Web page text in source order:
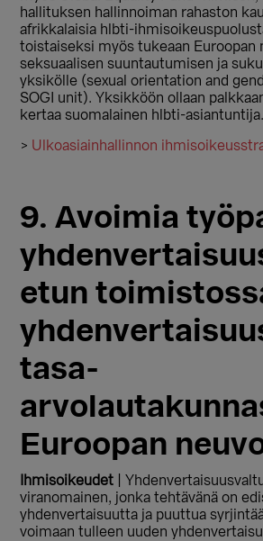
hallituksen hallinnoiman rahaston
afrikkalaisia hlbti-
toistaiseksi myös tukeaan Euroopan
seksuaalisen suuntautumisen ja
yksikölle (sexual orientation and
SOGI unit). Yksikköön ollaan
kertaa suomalainen hlbti-asiantuntija.
> Ulkoasiainhallinnon
9. Avoimia
etun
tasa-
Euroopan
Ihmisoikeudet |
viranomainen, jonka tehtävänä on
yhdenvertaisuutta ja puuttua
voimaan tulleen uuden